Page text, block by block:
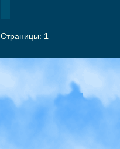
Страницы: 1